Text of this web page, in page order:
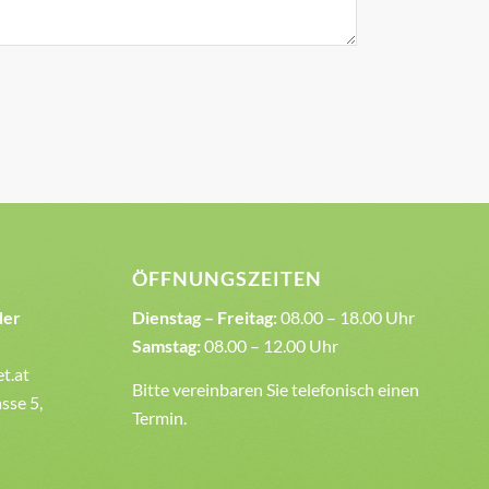
5,
ÖFFNUNGSZEITEN
Dienstag – Freitag:08.00 – 18.00 Uhr
Samstag:08.00 – 12.00 Uhr
Bitte vereinbaren Sie telefonisch einen
Termin.